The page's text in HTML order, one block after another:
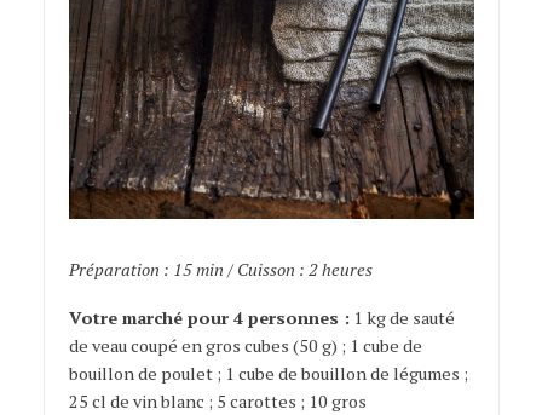
Préparation : 15 min / Cuisson : 2 heures
Votre marché pour 4 personnes : 1 kg de sauté
de veau coupé en gros cubes (50 g) ; 1 cube de
bouillon de poulet ; 1 cube de bouillon de légumes ;
25 cl de vin blanc ; 5 carottes ; 10 gros